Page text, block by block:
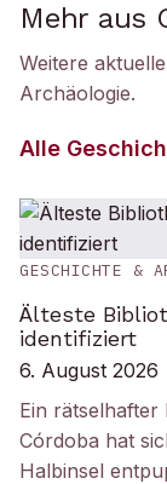
Mehr aus
Weitere
Archäologie.
Alle
GESCHICHTE &
Älteste
identifiziert
6. August 2026
Ein rätselhafter
Córdoba hat
Halbinsel